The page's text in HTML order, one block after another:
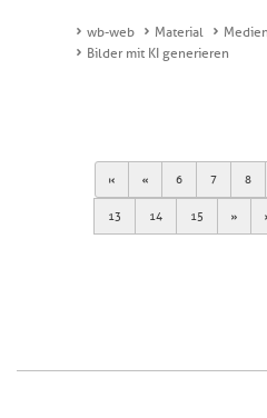
wb-web Material
Medien
Bilder mit KI generieren
First Previous
6 7 8
13 14 15 Next